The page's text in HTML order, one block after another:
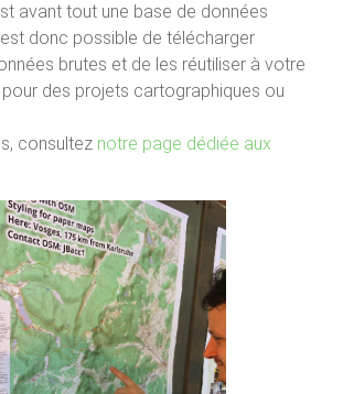
avant tout une base de données
donc possible de télécharger
brutes et de les réutiliser à votre
des projets cartographiques ou
consultez notre page dédiée aux